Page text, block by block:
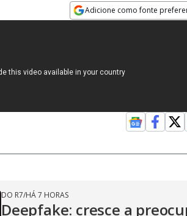
Adicione como fonte
DO R7/HÁ 7 HORAS
Deepfake: cresce a